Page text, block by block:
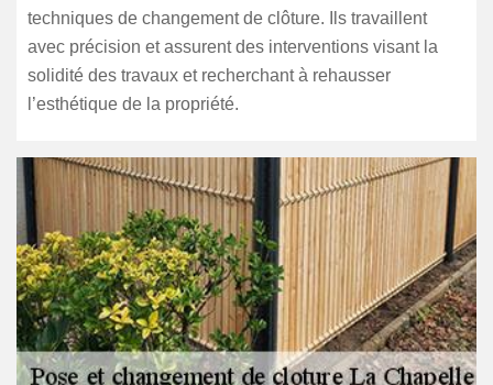
techniques de changement de clôture. Ils travaillent
avec précision et assurent des interventions visant la
solidité des travaux et recherchant à rehausser
l’esthétique de la propriété.